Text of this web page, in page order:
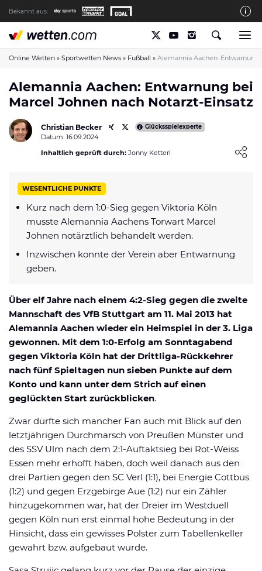
Bekannt aus:
Die wetten.com Redaktion
So bewerten wir die Anbieter
wetten.com auf Facebook
wetten.com auf YouTube
Spielsucht Hilfe & Prävention
Über Uns
Schreiber gesucht
Verantwortungsvolles Spielen
Glücksspiel-Regulierung in Deutschland
Haftungsausschluss
Datenschutzerklärung
Shop
Forum
Online Wetten » Sportwetten News » Fußball » Alemannia Aachen:
Alemannia Aachen: Entwarnung bei
Marcel Johnen nach Notarzt-Einsatz
Christian Becker Glücksspielexperte
Datum: 16.09.2024
Inhaltlich geprüft durch: Jonny Ketterl
WESENTLICHE PUNKTE
Kurz nach dem 1:0-Sieg gegen Viktoria Köln
musste Alemannia Aachens Torwart Marcel
Johnen notärztlich behandelt werden.
Inzwischen konnte der Verein aber Entwarnung
geben.
Über elf Jahre nach einem 4:2-Sieg gegen die zweite
Mannschaft des VfB Stuttgart am 11. Mai 2013 hat
Alemannia Aachen wieder ein Heimspiel in der 3. Liga
gewonnen. Mit dem 1:0-Erfolg am Sonntagabend
gegen Viktoria Köln hat der Drittliga-Rückkehrer
nach fünf Spieltagen nun sieben Punkte auf dem
Konto und kann unter dem Strich auf einen
geglückten Start zurückblicken.
Zwar dürfte sich mancher Fan auch mit Blick auf den
letztjährigen Durchmarsch von Preußen Münster und
des SSV Ulm nach dem 2:1-Auftaktsieg bei Rot-Weiss
Essen mehr erhofft haben, doch weil danach aus den
drei Partien gegen den SC Verl (1:1), bei Energie Cottbus
(1:2) und gegen Erzgebirge Aue (1:2) nur ein Zähler
hinzugekommen war, hat der Dreier im Westduell
gegen Köln nun erst einmal hohe Bedeutung in der
Hinsicht, dass ein gewisses Polster zum Tabellenkeller
gewahrt bzw. aufgebaut wurde.